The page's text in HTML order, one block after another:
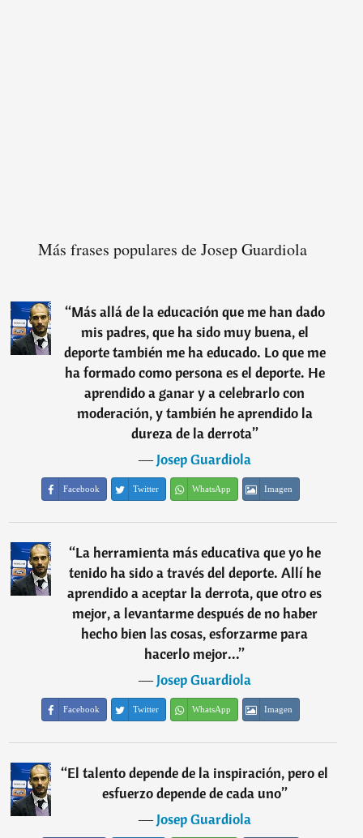
Más frases populares de Josep Guardiola
“Más allá de la educación que me han dado
mis padres, que ha sido muy buena, el
deporte también me ha educado. Lo que me
ha formado como persona es el deporte. He
aprendido a ganar y a celebrarlo con
moderación, y también he aprendido la
dureza de la derrota”
―Josep Guardiola
Facebook Twitter WhatsApp Imagen
“La herramienta más educativa que yo he
tenido ha sido a través del deporte. Allí he
aprendido a aceptar la derrota, que otro es
mejor, a levantarme después de no haber
hecho bien las cosas, esforzarme para
hacerlo mejor...”
―Josep Guardiola
Facebook Twitter WhatsApp Imagen
“El talento depende de la inspiración, pero el
esfuerzo depende de cada uno”
―Josep Guardiola